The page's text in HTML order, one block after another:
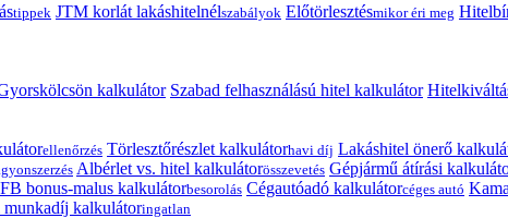
tippek JTM korlát lakáshitelnélszabályok Előtörlesztésmikor éri meg
kalkulátor Szabad felhasználású hitel kalkulátor
ellenőrzés Törlesztőrészlet kalkulátorhavi díj Lakáshitel önerő
Albérlet vs. hitel kalkulátorösszevetés Gépjármű átírási
bonus-malus kalkulátorbesorolás Cégautóadó kalkulátorcéges autó
kalkulátoringatlan